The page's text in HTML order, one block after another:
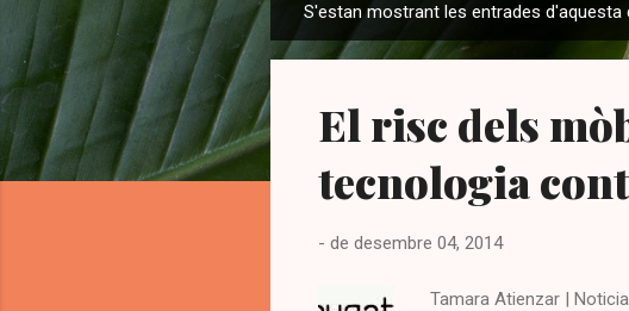
n
S'estan mostrant les entrades d'aquesta
El risc dels
tecnologia
- de desembre 04, 2014
Tamara Atienzar |